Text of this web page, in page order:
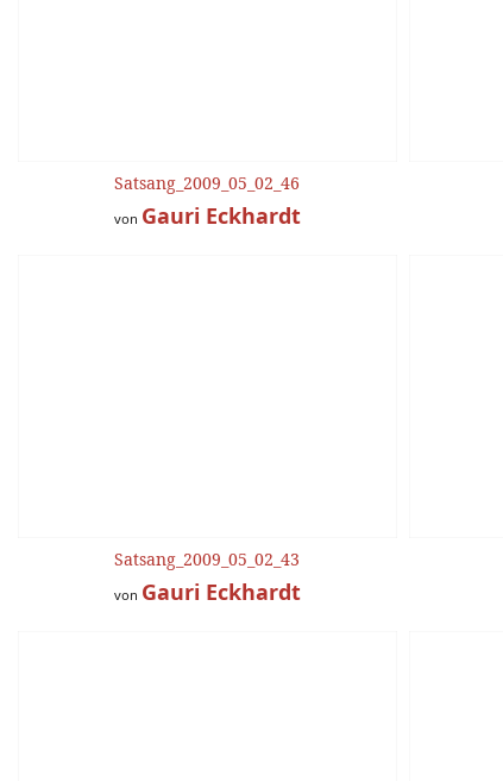
Satsang_2009_05_02_46
von Gauri Eckhardt
Satsang_2009_05_02_43
von Gauri Eckhardt